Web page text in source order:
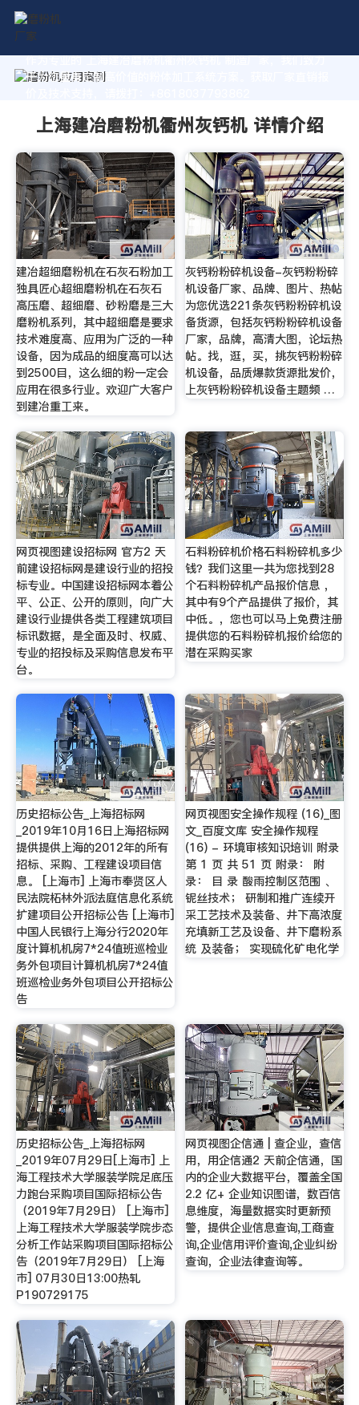
作为专业的 上海建冶磨粉机衢州灰钙机 制造厂家，我们致力
于为您量身定制高价值的粉体加工系统方案。获取厂家直销报
上海建冶磨粉机衢州灰钙机 详情介绍
建冶超细磨粉机在石灰石粉加工
独具匠心超细磨粉机在石灰石
高压磨、超细磨、砂粉磨是三大
磨粉机系列，其中超细磨是要求
技术难度高、应用为广泛的一种
设备，因为成品的细度高可以达
到2500目，这么细的粉一定会
应用在很多行业。欢迎广大客户
到建冶重工来。
灰钙粉粉碎机设备-灰钙粉粉碎
机设备厂家、品牌、图片、热帖
为您优选221条灰钙粉粉碎机设
备货源，包括灰钙粉粉碎机设备
厂家，品牌，高清大图，论坛热
帖。找，逛，买，挑灰钙粉粉碎
机设备，品质爆款货源批发价，
上灰钙粉粉碎机设备主题频 …
网页视图建设招标网 官方2 天
前建设招标网是建设行业的招投
标专业。中国建设招标网本着公
平、公正、公开的原则，向广大
建设行业提供各类工程建筑项目
标讯数据，是全面及时、权威、
专业的招投标及采购信息发布平
台。
石料粉碎机价格石料粉碎机多少
钱？我们这里一共为您找到28
个石料粉碎机产品报价信息 ，
其中有9个产品提供了报价，其
中低。，您也可以马上免费注册
提供您的石料粉碎机报价给您的
潜在采购买家
历史招标公告_上海招标网
_2019年10月16日上海招标网
提供提供上海的2012年的所有
招标、采购、工程建设项目信
息。 [上海市] 上海市奉贤区人
民法院柘林外派法庭信息化系统
扩建项目公开招标公告 [上海市]
中国人民银行上海分行2020年
度计算机机房7*24值班巡检业
务外包项目计算机机房7*24值
班巡检业务外包项目公开招标公
告
网页视图安全操作规程 (16)_图
文_百度文库 安全操作规程
(16) - 环境审核知识培训 附录
第 1 页 共 51 页 附录： 附
录： 目 录 酸雨控制区范围 、
铌丝技术； 研制和推广连续开
采工艺技术及装备、井下高浓度
充填新工艺及设备、井下磨粉系
统 及装备； 实现硫化矿电化学
历史招标公告_上海招标网
_2019年07月29日[上海市] 上
海工程技术大学服装学院足底压
力跑台采购项目国际招标公告
（2019年7月29日） [上海市]
上海工程技术大学服装学院步态
分析工作站采购项目国际招标公
告（2019年7月29日） [上海
市] 07月30日13:00热轧
P190729175
网页视图企信通 | 查企业，查信
用，用企信通2 天前企信通，国
内的企业大数据平台，覆盖全国
2.2 亿+ 企业知识图谱，数百信
息维度，海量数据实时更新预
警，提供企业信息查询,工商查
询,企业信用评价查询,企业纠纷
查询，企业法律查询等。